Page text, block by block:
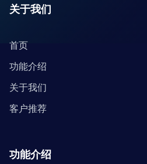
关于我们
首页
功能介绍
关于我们
客户推荐
功能介绍